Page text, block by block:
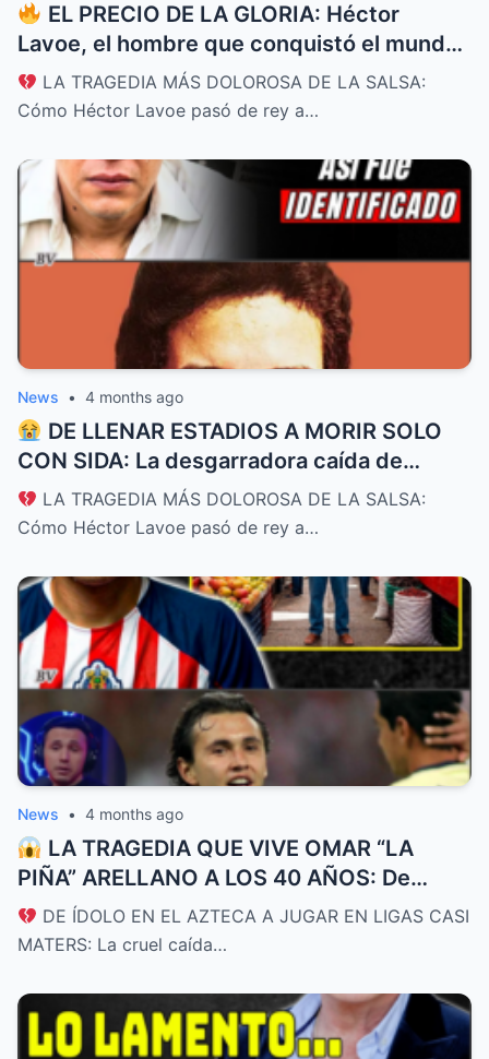
EL PRECIO DE LA GLORIA: Héctor
Lavoe, el hombre que conquistó el mundo
con su voz y lo perdió todo por las drogas
y el dolor
LA TRAGEDIA MÁS DOLOROSA DE LA SALSA:
Cómo Héctor Lavoe pasó de rey a…
News • 4 months ago
DE LLENAR ESTADIOS A MORIR SOLO
CON SIDA: La desgarradora caída de
Héctor Lavoe, el Cantante de los
Cantantes
LA TRAGEDIA MÁS DOLOROSA DE LA SALSA:
Cómo Héctor Lavoe pasó de rey a…
News • 4 months ago
LA TRAGEDIA QUE VIVE OMAR “LA
PIÑA” ARELLANO A LOS 40 AÑOS: De
promesa de Chivas y futuro de la
Selección a rebuscarse la vida en ligas de
DE ÍDOLO EN EL AZTECA A JUGAR EN LIGAS CASI
MATERS: La cruel caída…